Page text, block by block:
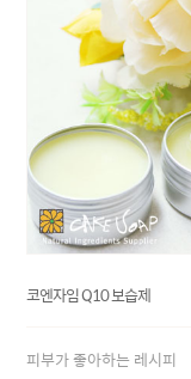
코엔자임 Q10 보습제
피부가 좋아하는 레시피